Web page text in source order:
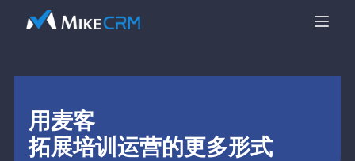
用麦客
拓展培训运营的更多形式